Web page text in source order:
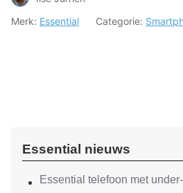
Merk: Essential Categorie:
Essential nieuws
Essential telefoon met